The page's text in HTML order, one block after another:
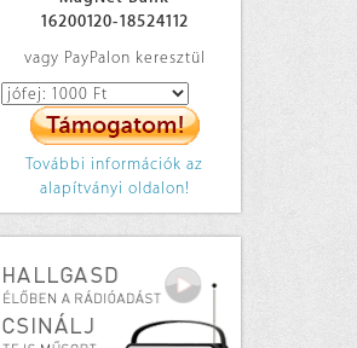
16200120-18524112
vagy PayPalon keresztül
További információk az
alapítványi oldalon!